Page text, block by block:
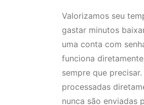
Valorizamos seu
gastar minutos
uma conta com
funciona
sempre que
processadas
nunca são enviadas